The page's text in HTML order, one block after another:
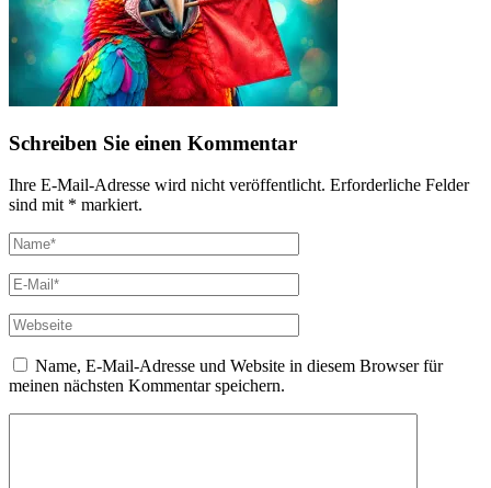
Schreiben Sie einen Kommentar
Ihre E-Mail-Adresse wird nicht veröffentlicht. Erforderliche Felder
sind mit * markiert.
Name, E-Mail-Adresse und Website in diesem Browser für
meinen nächsten Kommentar speichern.